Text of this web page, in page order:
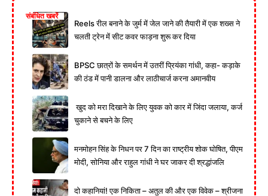
संबंधित खबरें
Reels रील बनाने के जुर्म में जेल जाने की तैयारी में एक शख्स ने
चलती ट्रेन में सीट कवर फाड़ना शुरू कर दिया
BPSC छात्रों के समर्थन में उतरीं प्रियंका गांधी, कहा- कड़ाके
की ठंड में पानी डालना और लाठीचार्ज करना अमानवीय
खुद को मरा दिखाने के लिए युवक को कार में जिंदा जलाया, कर्ज
चुकाने से बचने के लिए
मनमोहन सिंह के निधन पर 7 दिन का राष्ट्रीय शोक घोषित, पीएम
मोदी, सोनिया और राहुल गांधी ने घर जाकर दी श्रद्धांजलि
दो कहानियां! एक निकिता – अतुल की और एक विवेक – श्रीजना